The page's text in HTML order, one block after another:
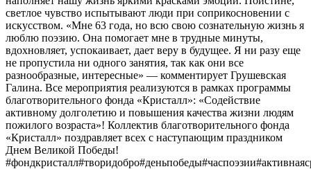
светлое чувство испытывают люди при соприкосновении с
искусством. «Мне 63 года, но всю свою сознательную жизнь я
люблю поэзию. Она помогает мне в трудные минуты,
вдохновляет, успокаивает, дает веру в будущее. Я ни разу еще
не пропустила ни одного занятия, так как они все
разнообразные, интересные» — комментирует Грушевская
Галина. Все мероприятия реализуются в рамках программы
благотворительного фонда «Кристалл»: «Содействие
активному долголетию и повышения качества жизни людям
пожилого возраста»! Коллектив благотворительного фонда
«Кристалл» поздравляет всех с наступающим праздником
Днем Великой Победы!